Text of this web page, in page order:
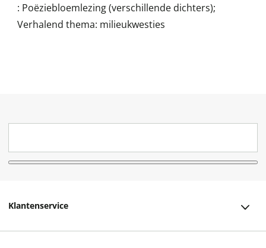
: Poëziebloemlezing (verschillende dichters);
Verhalend thema: milieukwesties
Klantenservice